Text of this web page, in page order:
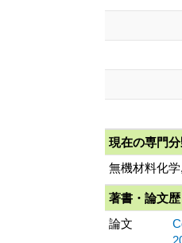
現在の専門
無機材料化
著書・論文歴
論文